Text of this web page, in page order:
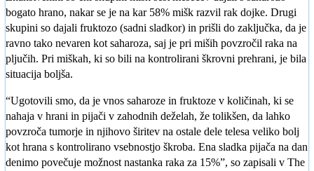
bogato hrano, nakar se je na kar 58% mišk razvil rak dojke. Drugi
skupini so dajali fruktozo (sadni sladkor) in prišli do zaključka, da je
ravno tako nevaren kot saharoza, saj je pri miših povzročil raka na
pljučih. Pri miškah, ki so bili na kontrolirani škrovni prehrani, je bila
situacija boljša.
“Ugotovili smo, da je vnos saharoze in fruktoze v količinah, ki se
nahaja v hrani in pijači v zahodnih deželah, že tolikšen, da lahko
povzroča tumorje in njihovo širitev na ostale dele telesa veliko bolj
kot hrana s kontrolirano vsebnostjo škroba. Ena sladka pijača na dan
denimo povečuje možnost nastanka raka za 15%”, so zapisali v The